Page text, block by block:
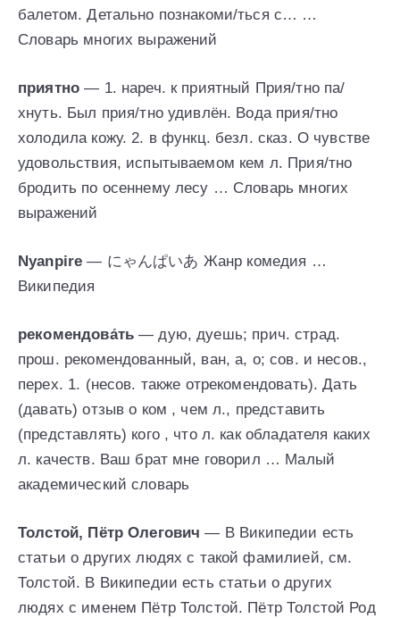
балетом. Детально познакоми/ться с… …
Словарь многих выражений
приятно — 1. нареч. к приятный Прия/тно па/
хнуть. Был прия/тно удивлён. Вода прия/тно
холодила кожу. 2. в функц. безл. сказ. О чувстве
удовольствия, испытываемом кем л. Прия/тно
бродить по осеннему лесу … Словарь многих
выражений
Nyanpire — にゃんぱいあ Жанр комедия …
Википедия
рекомендова́ть— дую, дуешь; прич. страд.
прош. рекомендованный, ван, а, о; сов. и несов.,
перех. 1. (несов. также отрекомендовать). Дать
(давать) отзыв о ком , чем л., представить
(представлять) кого , что л. как обладателя каких
л. качеств. Ваш брат мне говорил … Малый
академический словарь
Толстой, Пётр Олегович — В Википедии есть
статьи о других людях с такой фамилией, см.
Толстой. В Википедии есть статьи о других
людях с именем Пётр Толстой. Пётр Толстой Род